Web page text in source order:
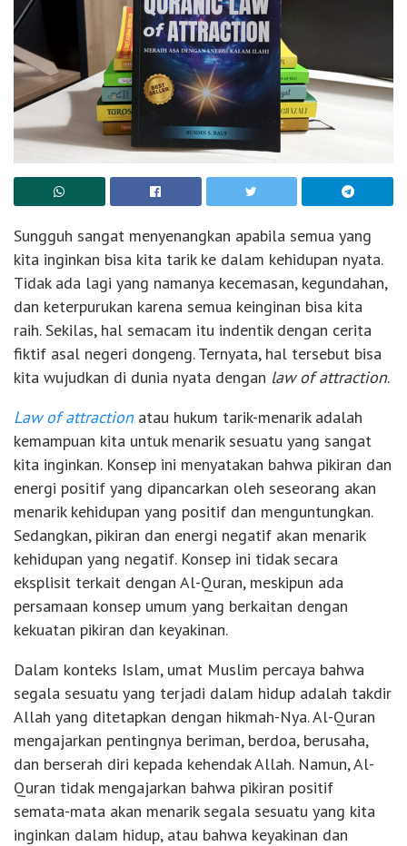
Sungguh sangat menyenangkan apabila semua yang
kita inginkan bisa kita tarik ke dalam kehidupan nyata.
Tidak ada lagi yang namanya kecemasan, kegundahan,
dan keterpurukan karena semua keinginan bisa kita
raih. Sekilas, hal semacam itu indentik dengan cerita
fiktif asal negeri dongeng. Ternyata, hal tersebut bisa
kita wujudkan di dunia nyata dengan law of attraction.
Law of attractionatau hukum tarik-menarik adalah
kemampuan kita untuk menarik sesuatu yang sangat
kita inginkan. Konsep ini menyatakan bahwa pikiran dan
energi positif yang dipancarkan oleh seseorang akan
menarik kehidupan yang positif dan menguntungkan.
Sedangkan, pikiran dan energi negatif akan menarik
kehidupan yang negatif. Konsep ini tidak secara
eksplisit terkait dengan Al-Quran, meskipun ada
persamaan konsep umum yang berkaitan dengan
kekuatan pikiran dan keyakinan.
Dalam konteks Islam, umat Muslim percaya bahwa
segala sesuatu yang terjadi dalam hidup adalah takdir
Allah yang ditetapkan dengan hikmah-Nya. Al-Quran
mengajarkan pentingnya beriman, berdoa, berusaha,
dan berserah diri kepada kehendak Allah. Namun, Al-
Quran tidak mengajarkan bahwa pikiran positif
semata-mata akan menarik segala sesuatu yang kita
inginkan dalam hidup, atau bahwa keyakinan dan